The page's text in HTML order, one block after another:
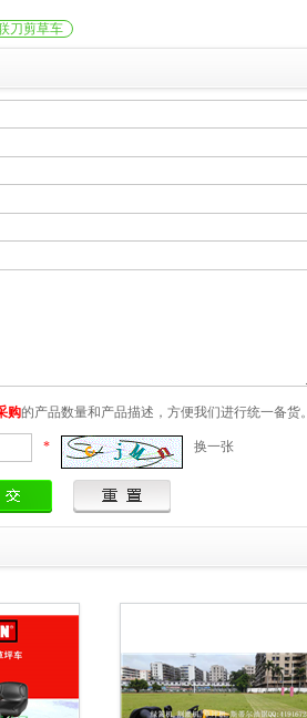
刀剪草车
购的产品数量和产品描述，方便我们进行统一备货。
* 换一张